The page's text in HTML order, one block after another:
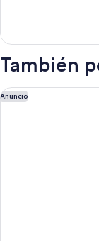
acceso
personas
discapacitadas
(Bathtub
2
matrimoniales,
acceso
para
También
Anuncio
SpringHill Suites